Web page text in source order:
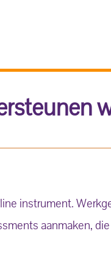
instrument.
aanmaken,